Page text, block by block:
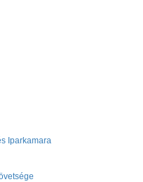
Iparkamara